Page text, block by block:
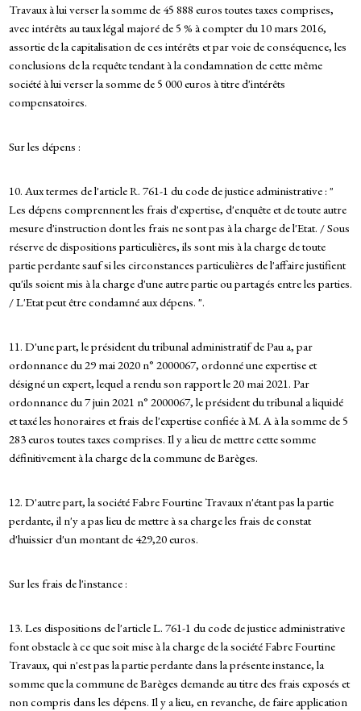
Travaux à lui verser la somme de 45 888 euros toutes taxes comprises,
avec intérêts au taux légal majoré de 5 % à compter du 10 mars 2016,
assortie de la capitalisation de ces intérêts et par voie de conséquence, les
conclusions de la requête tendant à la condamnation de cette même
société à lui verser la somme de 5 000 euros à titre d'intérêts
compensatoires.
Sur les dépens :
10. Aux termes de l'article R. 761-1 du code de justice administrative : "
Les dépens comprennent les frais d'expertise, d'enquête et de toute autre
mesure d'instruction dont les frais ne sont pas à la charge de l'Etat. / Sous
réserve de dispositions particulières, ils sont mis à la charge de toute
partie perdante sauf si les circonstances particulières de l'affaire justifient
qu'ils soient mis à la charge d'une autre partie ou partagés entre les parties.
/ L'Etat peut être condamné aux dépens. ".
11. D'une part, le président du tribunal administratif de Pau a, par
ordonnance du 29 mai 2020 n° 2000067, ordonné une expertise et
désigné un expert, lequel a rendu son rapport le 20 mai 2021. Par
ordonnance du 7 juin 2021 n° 2000067, le président du tribunal a liquidé
et taxé les honoraires et frais de l'expertise confiée à M. A à la somme de 5
283 euros toutes taxes comprises. Il y a lieu de mettre cette somme
définitivement à la charge de la commune de Barèges.
12. D'autre part, la société Fabre Fourtine Travaux n'étant pas la partie
perdante, il n'y a pas lieu de mettre à sa charge les frais de constat
d'huissier d'un montant de 429,20 euros.
Sur les frais de l'instance :
13. Les dispositions de l'article L. 761-1 du code de justice administrative
font obstacle à ce que soit mise à la charge de la société Fabre Fourtine
Travaux, qui n'est pas la partie perdante dans la présente instance, la
somme que la commune de Barèges demande au titre des frais exposés et
non compris dans les dépens. Il y a lieu, en revanche, de faire application